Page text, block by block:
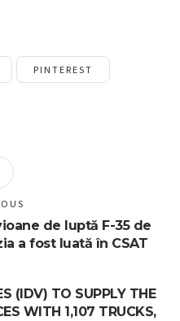
PINTEREST
de luptă F-35 de
a fost luată în CSAT
(IDV) TO SUPPLY THE
WITH 1,107 TRUCKS,